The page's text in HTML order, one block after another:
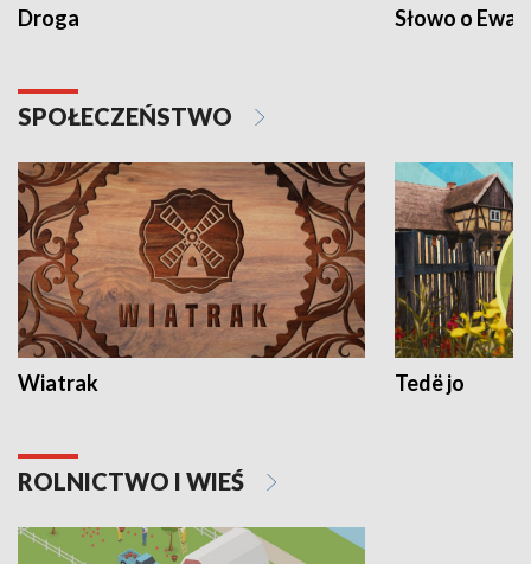
Droga Słowo o
SPOŁECZEŃSTWO
Wiatrak Tedë jo
ROLNICTWO I WIEŚ